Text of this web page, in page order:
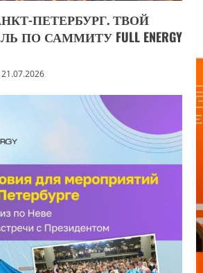
ПЕТЕРБУРГ. ТВОЙ
ПО САММИТУ FULL ENERGY
21.07.2026